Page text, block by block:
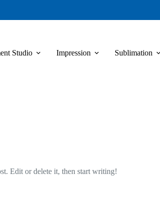
Studio Impression Sublimation
Edit or delete it, then start writing!